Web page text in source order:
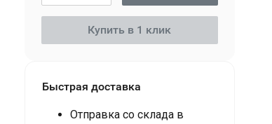
Купить в 1 клик
Быстрая доставка
Отправка со склада в